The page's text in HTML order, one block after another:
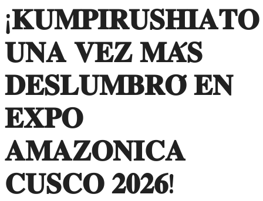
¡𝐊𝐔𝐌𝐏𝐈𝐑𝐔𝐒𝐇𝐈𝐀𝐓𝐎
𝐔𝐍𝐀 𝐕𝐄𝐙 𝐌𝐀́𝐒
𝐃𝐄𝐒𝐋𝐔𝐌𝐁𝐑𝐎́ 𝐄𝐍
𝐄𝐗𝐏𝐎
𝐀𝐌𝐀𝐙𝐎𝐍𝐈𝐂𝐀
𝐂𝐔𝐒𝐂𝐎 𝟐𝟎𝟐𝟔!